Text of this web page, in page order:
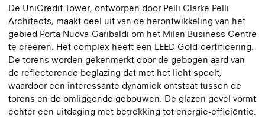
De UniCredit Tower, ontworpen door Pelli Clarke Pelli
Architects, maakt deel uit van de herontwikkeling van het
gebied Porta Nuova-Garibaldi om het Milan Business Centre
te creëren. Het complex heeft een LEED Gold-certificering.
De torens worden gekenmerkt door de gebogen aard van
de reflecterende beglazing dat met het licht speelt,
waardoor een interessante dynamiek ontstaat tussen de
torens en de omliggende gebouwen. De glazen gevel vormt
echter een uitdaging met betrekking tot energie-efficiëntie.